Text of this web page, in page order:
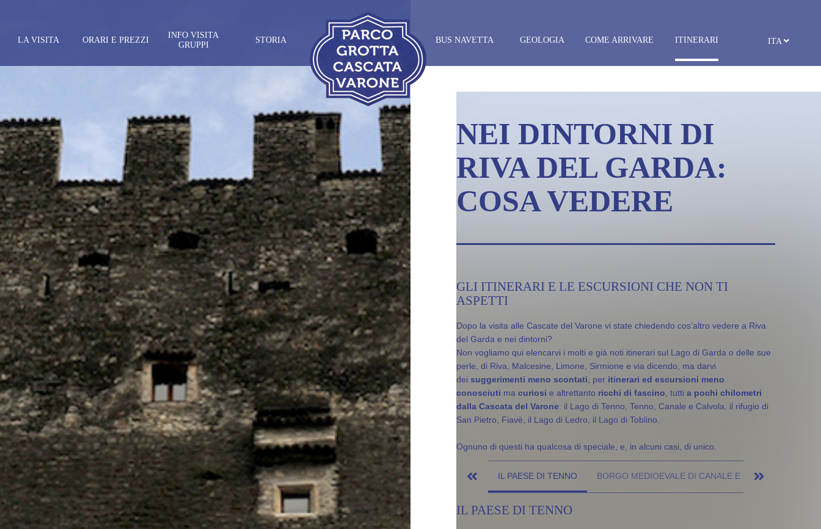
ITA
LA VISITA ORARI E PREZZI
INFO VISITA
GRUPPI
STORIA BUS NAVETTA GEOLOGIA COME ARRIVARE ITINERARI
NEI DINTORNI DI
RIVA DEL GARDA:
COSA VEDERE
GLI ITINERARI E LE ESCURSIONI CHE NON TI
ASPETTI
Dopo la visita alle Cascate del Varone vi state chiedendo cos’altro vedere a Riva
del Garda e nei dintorni?
Non vogliamo qui elencarvi i molti e già noti itinerari sul Lago di Garda o delle sue
perle, di Riva, Malcesine, Limone, Sirmione e via dicendo, ma darvi
dei suggerimenti meno scontati , per itinerari ed escursioni meno
conosciuti ma curiosi e altrettanto ricchi di fascino , tutti a pochi chilometri
dalla Cascata del Varone: il Lago di Tenno, Tenno, Canale e Calvola, il rifugio di
San Pietro, Fiavè, il Lago di Ledro, il Lago di Toblino.
Ognuno di questi ha qualcosa di speciale, e, in alcuni casi, di unico.
IL PAESE DI TENNO BORGO MEDIOEVALE DI CANALE E CALVÒLA
IL PAESE DI TENNO